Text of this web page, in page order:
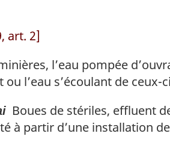
art. 2]
l’eau pompée
l’eau s’écoulant de ceux-
Boues de stériles, effluent
à partir d’une installation